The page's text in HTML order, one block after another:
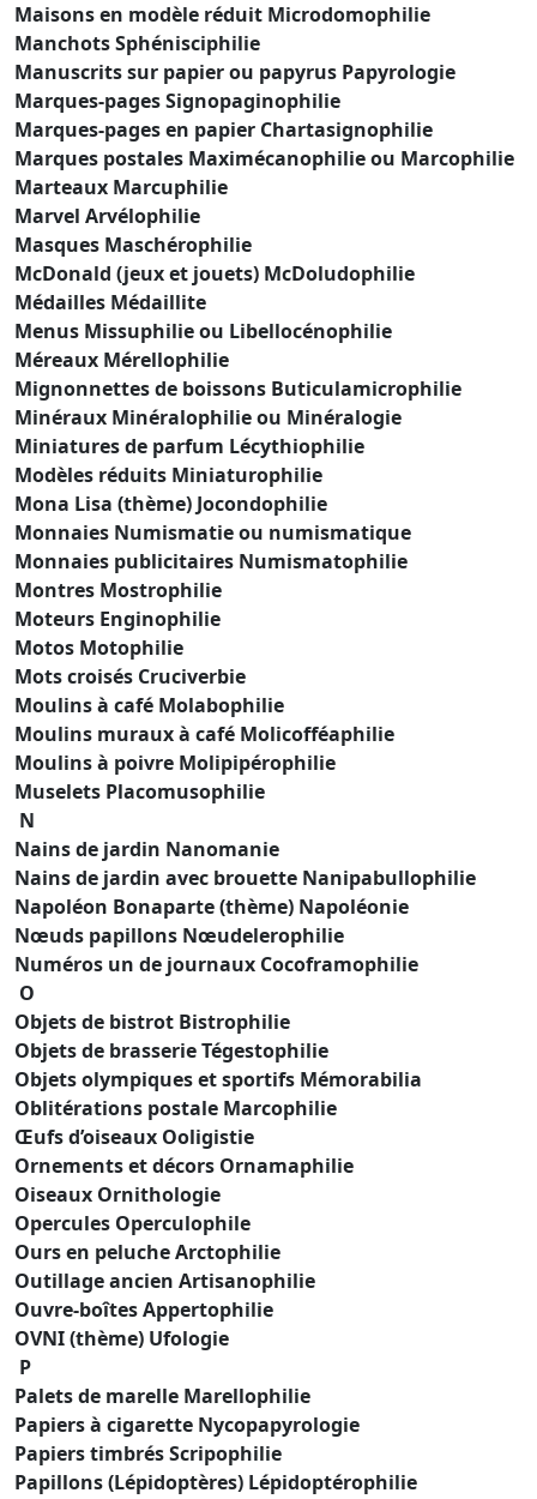
Maisons en modèle réduit Microdomophilie
Manchots Sphénisciphilie
Manuscrits sur papier ou papyrus Papyrologie
Marques-pages Signopaginophilie
Marques-pages en papier Chartasignophilie
Marques postales Maximécanophilie ou Marcophilie
Marteaux Marcuphilie
Marvel Arvélophilie
Masques Maschérophilie
McDonald (jeux et jouets) McDoludophilie
Médailles Médaillite
Menus Missuphilie ou Libellocénophilie
Méreaux Mérellophilie
Mignonnettes de boissons Buticulamicrophilie
Minéraux Minéralophilie ou Minéralogie
Miniatures de parfum Lécythiophilie
Modèles réduits Miniaturophilie
Mona Lisa (thème) Jocondophilie
Monnaies Numismatie ou numismatique
Monnaies publicitaires Numismatophilie
Montres Mostrophilie
Moteurs Enginophilie
Motos Motophilie
Mots croisés Cruciverbie
Moulins à café Molabophilie
Moulins muraux à café Molicofféaphilie
Moulins à poivre Molipipérophilie
Muselets Placomusophilie
N
Nains de jardin Nanomanie
Nains de jardin avec brouette Nanipabullophilie
Napoléon Bonaparte (thème) Napoléonie
Nœuds papillons Nœudelerophilie
Numéros un de journaux Cocoframophilie
O
Objets de bistrot Bistrophilie
Objets de brasserie Tégestophilie
Objets olympiques et sportifs Mémorabilia
Oblitérations postale Marcophilie
Œufs d’oiseaux Ooligistie
Ornements et décors Ornamaphilie
Oiseaux Ornithologie
Opercules Operculophile
Ours en peluche Arctophilie
Outillage ancien Artisanophilie
Ouvre-boîtes Appertophilie
OVNI (thème) Ufologie
P
Palets de marelle Marellophilie
Papiers à cigarette Nycopapyrologie
Papiers timbrés Scripophilie
Papillons (Lépidoptères) Lépidoptérophilie